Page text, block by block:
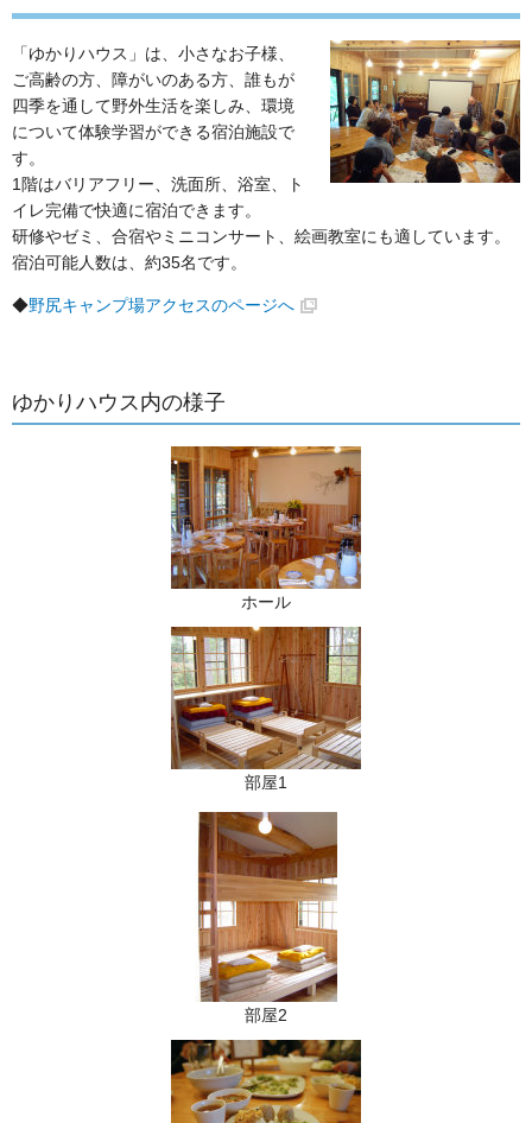
「ゆかりハウス」は、小さなお子様、
ご高齢の方、障がいのある方、誰もが
四季を通して野外生活を楽しみ、環境
について体験学習ができる宿泊施設で
す。
1階はバリアフリー、洗面所、浴室、ト
イレ完備で快適に宿泊できます。
研修やゼミ、合宿やミニコンサート、絵画教室にも適しています。
宿泊可能人数は、約35名です。
◆野尻キャンプ場アクセスのページへ
ゆかりハウス内の様子
ホール
部屋1
部屋2